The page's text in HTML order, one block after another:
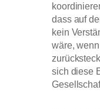
dass auf
kein
wäre,
sich diese